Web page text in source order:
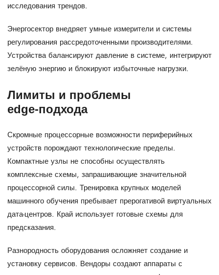
исследования трендов.
Энергосектор внедряет умные измерители и системы
регулирования рассредоточенными производителями.
Устройства балансируют давление в системе, интегрируют
зелёную энергию и блокируют избыточные нагрузки.
Лимиты и проблемы
edge‑подхода
Скромные процессорные возможности периферийных
устройств порождают технологические пределы.
Компактные узлы не способны осуществлять
комплексные схемы, запрашивающие значительной
процессорной силы. Тренировка крупных моделей
машинного обучения пребывает прерогативой виртуальных
дата-центров. Край использует готовые схемы для
предсказания.
Разнородность оборудования осложняет создание и
установку сервисов. Вендоры создают аппараты с